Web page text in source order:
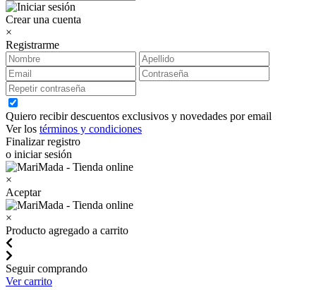
Crear una cuenta
×
Registrarme
Quiero recibir descuentos exclusivos y novedades por email
Ver los términos y condiciones
Finalizar registro
o iniciar sesión
×
Aceptar
×
Producto agregado a carrito
Seguir comprando
Ver carrito